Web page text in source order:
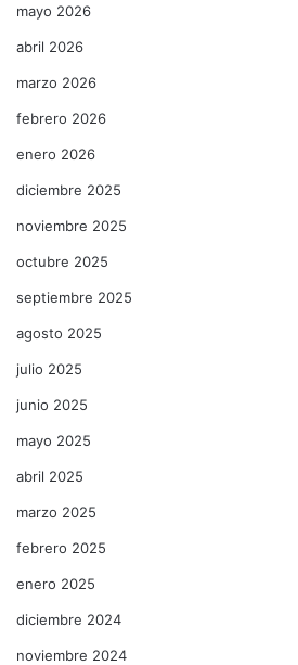
mayo 2026
abril 2026
marzo 2026
febrero 2026
enero 2026
diciembre 2025
noviembre 2025
octubre 2025
septiembre 2025
agosto 2025
julio 2025
junio 2025
mayo 2025
abril 2025
marzo 2025
febrero 2025
enero 2025
diciembre 2024
noviembre 2024